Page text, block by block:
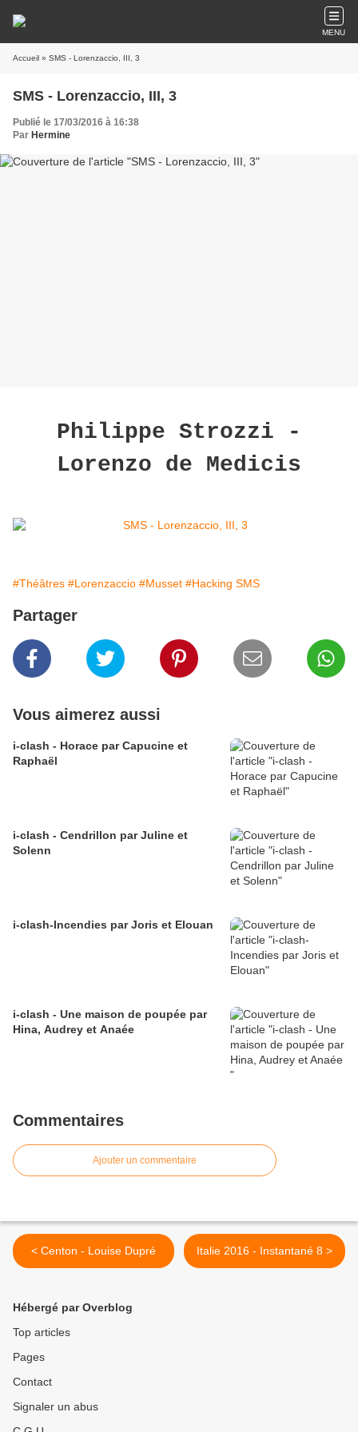
MENU
Accueil » SMS - Lorenzaccio, III, 3
SMS - Lorenzaccio, III, 3
Publié le 17/03/2016 à 16:38
Par Hermine
Philippe Strozzi -
Lorenzo de Medicis
#Théâtres #Lorenzaccio #Musset #Hacking SMS
Partager
Vous aimerez aussi
i-clash - Horace par Capucine et
Raphaël
i-clash - Cendrillon par Juline et
Solenn
i-clash-Incendies par Joris et Elouan
i-clash - Une maison de poupée par
Hina, Audrey et Anaée
Commentaires
Ajouter un commentaire
< Centon - Louise Dupré Italie 2016 - Instantané 8 >
Hébergé par Overblog
Top articles
Pages
Contact
Signaler un abus